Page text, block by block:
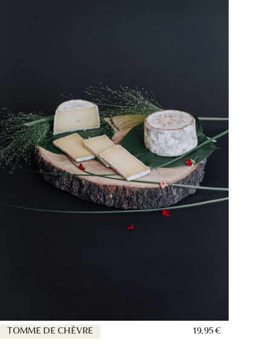
TOMME DE CHÈVRE 19,95 €